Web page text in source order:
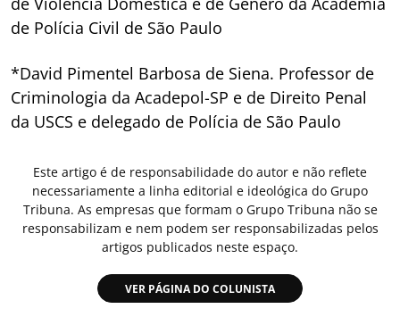
de Polícia Civil de São Paulo
*David Pimentel Barbosa de Siena. Professor de
Criminologia da Acadepol-SP e de Direito Penal
da USCS e delegado de Polícia de São Paulo
Este artigo é de responsabilidade do autor e não reflete
necessariamente a linha editorial e ideológica do Grupo
Tribuna. As empresas que formam o Grupo Tribuna não se
responsabilizam e nem podem ser responsabilizadas pelos
artigos publicados neste espaço.
VER PÁGINA DO COLUNISTA